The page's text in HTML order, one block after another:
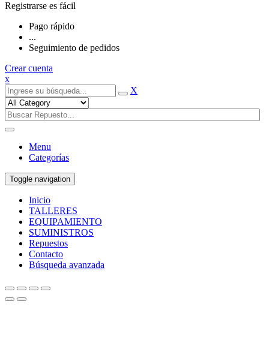
Registrarse es fácil
Pago rápido
...
Seguimiento de pedidos
Crear cuenta
x
X
Menu
Categorías
Toggle navigation
Inicio
TALLERES
EQUIPAMIENTO
SUMINISTROS
Repuestos
Contacto
Búsqueda avanzada